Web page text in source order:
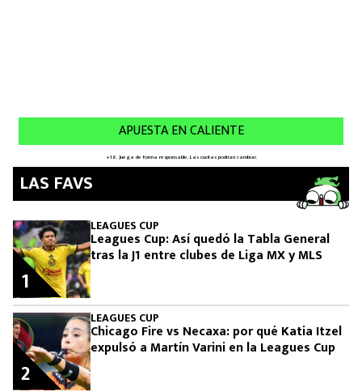
LAS FAVS
LEAGUES CUP
Leagues Cup: Así quedó la Tabla General
tras la J1 entre clubes de Liga MX y MLS
1
LEAGUES CUP
Chicago Fire vs Necaxa: por qué Katia Itzel
expulsó a Martín Varini en la Leagues Cup
2